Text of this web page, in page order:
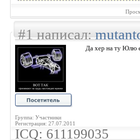
#1 написал:
Группа: Участники
Регистрация: 27.07.2011
Да хер на ту Юлю
ICQ: 611199035